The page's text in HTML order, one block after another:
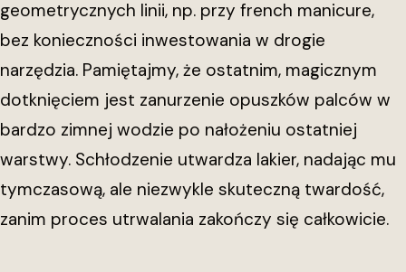
geometrycznych linii, np. przy french manicure,
bez konieczności inwestowania w drogie
narzędzia. Pamiętajmy, że ostatnim, magicznym
dotknięciem jest zanurzenie opuszków palców w
bardzo zimnej wodzie po nałożeniu ostatniej
warstwy. Schłodzenie utwardza lakier, nadając mu
tymczasową, ale niezwykle skuteczną twardość,
zanim proces utrwalania zakończy się całkowicie.